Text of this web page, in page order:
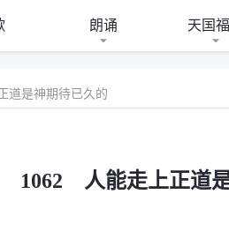
朗诵 天国
道是神期待已久的
1062 人能走上正道